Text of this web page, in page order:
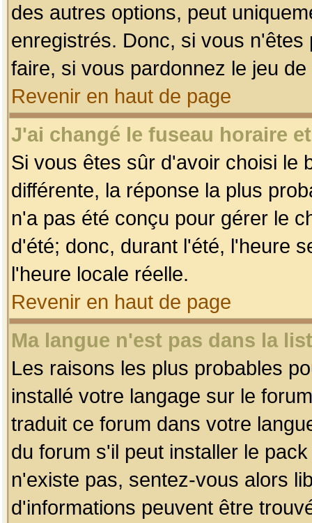
des autres options, peut
enregistrés. Donc, si vous
faire, si vous pardonnez le jeu
Revenir en haut de page
J'ai changé le fuseau horaire
Si vous êtes sûr d'avoir choisi le
différente, la réponse la plus
n'a pas été conçu pour gérer le
d'été; donc, durant l'été, l'heure
l'heure locale réelle.
Revenir en haut de page
Ma langue n'est pas dans la
Les raisons les plus probables
installé votre langage sur le
traduit ce forum dans votre
du forum s'il peut installer le
n'existe pas, sentez-vous alors
d'informations peuvent être